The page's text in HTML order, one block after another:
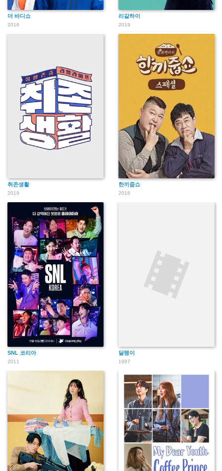
더 바디쇼
2016
리갈하이
2019
취존생활
2019
한끼줍쇼
2016
SNL 코리아
2011
달팽이
1997